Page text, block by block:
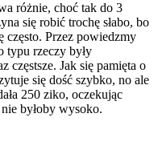
różnie, choć tak do 3
się robić trochę słabo, bo
często. Przez powiedzmy
typu rzeczy były
częstsze. Jak się pamięta o
się dość szybko, no ale
250 ziko, oczekując
byłoby wysoko.